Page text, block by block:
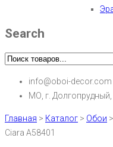
Search
info@oboi-decor.com
МО, г. Долгопрудный,
Главная > Каталог > Обои >
Ciara A58401